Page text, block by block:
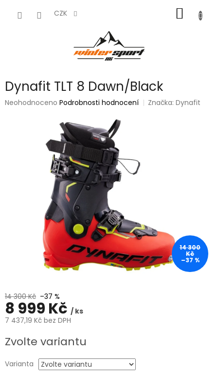
CZK
KOŠÍK
Dynafit TLT 8 Dawn/Black
Průměrné
Neohodnoceno Podrobnosti hodnocení Značka:Dynafit
14 300
Kč
–37 %
14 300 Kč –37 %
8 999 Kč / ks
7 437,19 Kč bez DPH
cena:
Zvolte variantu
Varianta